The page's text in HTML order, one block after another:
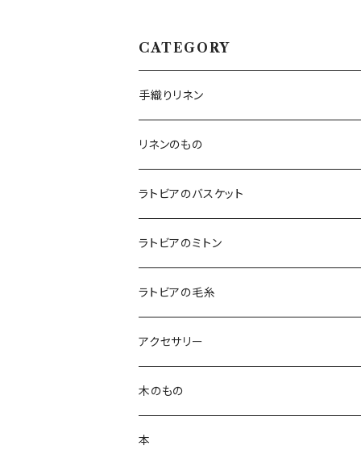
CATEGORY
手織りリネン
テーブルクロス
テーブルランナー
コースター
ブランケット
ランチョンマット
リネンのもの
キッチンアイテム
エプロン
鍋つかみ
バッグ
ランチバッグ
トートバッグ
クッションカバー
ハンカチ
ラトビアのバスケット
ラトビアのミトン
ラトビアの毛糸
アクセサリー
白樺ピアス
白樺ブローチ
木のもの
白樺コースター
本